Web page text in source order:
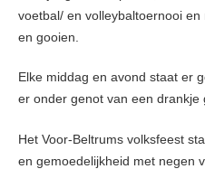
voetbal/ en volleybaltoernooi
en gooien.
Elke middag en avond staat er
er onder genot van een drankje
Het Voor-Beltrums volksfeest
en gemoedelijkheid met negen